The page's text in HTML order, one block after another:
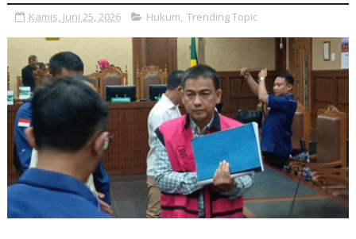
Kamis, Juni 25, 2026 Hukum, Trending Topic